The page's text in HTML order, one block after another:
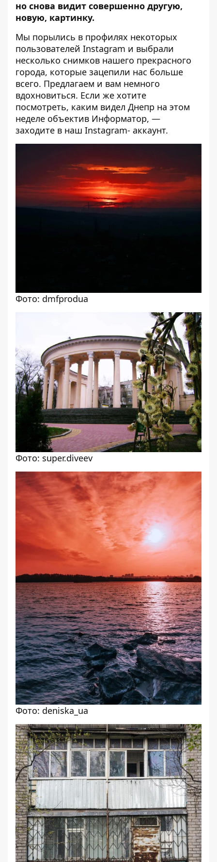
но снова видит совершенно другую,
новую, картинку.
Мы порылись в профилях некоторых
пользователей Instagram и выбрали
несколько снимков нашего прекрасного
города, которые зацепили нас больше
всего. Предлагаем и вам немного
вдохновиться. Если же хотите
посмотреть, каким видел Днепр на этом
неделе объектив Информатор, —
заходите в наш Instagram- аккаунт.
Фото: dmfprodua
Фото: super.diveev
Фото: deniska_uа